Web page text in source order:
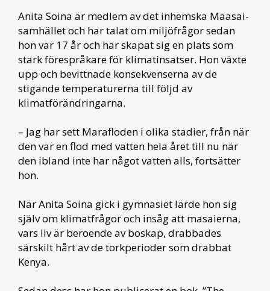
Anita Soina är medlem av det inhemska Maasai-
samhället och har talat om miljöfrågor sedan
hon var 17 år och har skapat sig en plats som
stark förespråkare för klimatinsatser. Hon växte
upp och bevittnade konsekvenserna av de
stigande temperaturerna till följd av
klimatförändringarna.
– Jag har sett Marafloden i olika stadier, från när
den var en flod med vatten hela året till nu när
den ibland inte har något vatten alls, fortsätter
hon.
När Anita Soina gick i gymnasiet lärde hon sig
själv om klimatfrågor och insåg att masaierna,
vars liv är beroende av boskap, drabbades
särskilt hårt av de torkperioder som drabbat
Kenya.